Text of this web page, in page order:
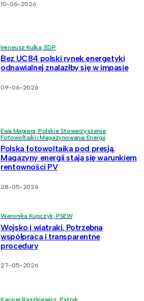
10-06-2026
Ireneusz Kulka, EDP
Bez UC84 polski rynek energetyki
odnawialnej znalazłby się w impasie
09-06-2026
Ewa Magiera, Polskie Stowarzyszenie
Fotowoltaiki i Magazynowania Energii
Polska fotowoltaika pod presją.
Magazyny energii stają się warunkiem
rentowności PV
28-05-2026
Weronika Kupczyk, PSEW
Wojsko i wiatraki. Potrzebna
współpraca i transparentne
procedury
27-05-2026